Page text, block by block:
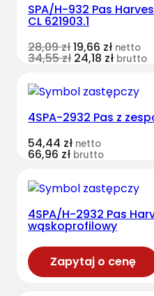
SPA/H-932 Pas
CL 621903.1
28,09zł19,66 zł netto
34,55zł 24,18 zł brutto
4SPA-2932 Pas z
54,44 zł netto
66,96 zł brutto
4SPA/H-2932 Pas
wąskoprofilowy
Zapytaj o cenę